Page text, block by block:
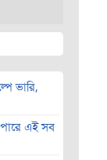
ভারি,
এই সব